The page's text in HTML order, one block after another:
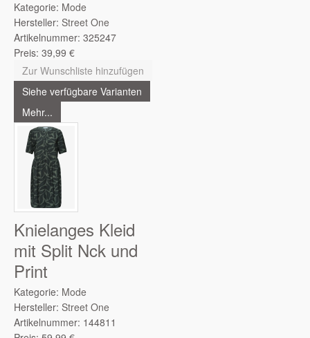
Kategorie: Mode
Hersteller: Street One
Artikelnummer: 325247
Preis: 39,99 €
Zur Wunschliste hinzufügen
Siehe verfügbare Varianten
Mehr...
Knielanges Kleid
mit Split Nck und
Print
Kategorie: Mode
Hersteller: Street One
Artikelnummer: 144811